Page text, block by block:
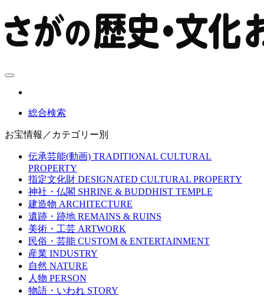
総合検索
お宝情報／カテゴリー別
伝承芸能(動画) TRADITIONAL CULTURAL
PROPERTY
指定文化財 DESIGNATED CULTURAL PROPERTY
神社・仏閣 SHRINE & BUDDHIST TEMPLE
建造物 ARCHITECTURE
遺跡・跡地 REMAINS & RUINS
美術・工芸 ARTWORK
民俗・芸能 CUSTOM & ENTERTAINMENT
産業 INDUSTRY
自然 NATURE
人物 PERSON
物語・いわれ STORY